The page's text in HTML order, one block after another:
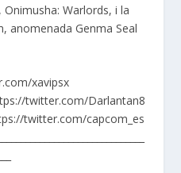
Warlords, i la
anomenada Genma Seal
xavipsx
twitter.com/Darlantan8
twitter.com/capcom_es